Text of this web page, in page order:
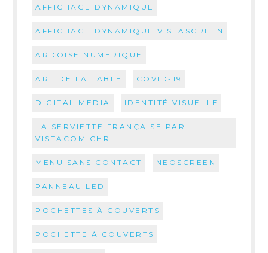
AFFICHAGE DYNAMIQUE
AFFICHAGE DYNAMIQUE VISTASCREEN
ARDOISE NUMERIQUE
ART DE LA TABLE COVID-19
DIGITAL MEDIA IDENTITÉ VISUELLE
LA SERVIETTE FRANÇAISE PAR
VISTACOM CHR
MENU SANS CONTACT NEOSCREEN
PANNEAU LED
POCHETTES À COUVERTS
POCHETTE À COUVERTS